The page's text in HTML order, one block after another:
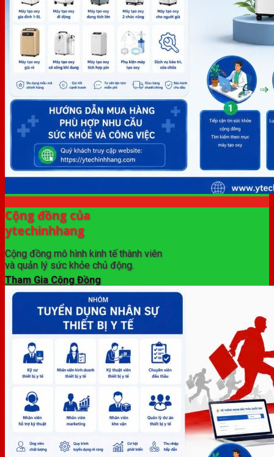
Cộng đồng của
ytechinhhang
Cộng đồng mô hình kinh tế thành viên
và quản lý sức khỏe chủ động.
Tham Gia Cộng Đồng